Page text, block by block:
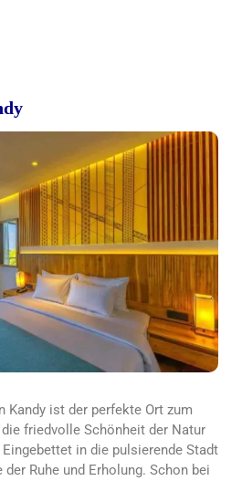
Kandy ist der perfekte Ort zum
friedvolle Schönheit der Natur
in die pulsierende Stadt
Ruhe und Erholung. Schon bei